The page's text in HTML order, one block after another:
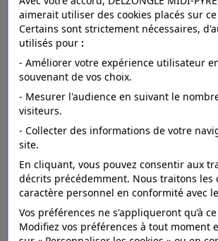
FICHE TECHNIQUE
Dépose arrachable à sec.
Raccord droit.
Entretien lessivable à la
Résistance à
la lumière
bonne.
Pose Collage sur le mur.
aimerait utiliser des cookies placés sur
Certains sont strictement nécessaires,
utilisés pour :
- Améliorer votre expérience utilisateur
souvenant de vos choix.
- Mesurer l'audience en suivant le
visiteurs.
- Collecter des informations de votre
site.
En cliquant, vous pouvez consentir aux
décrits précédemment. Nous traitons les
caractère personnel en conformité avec le
Vos préférences ne s'appliqueront qu’à
Modifiez vos préférences à tout moment